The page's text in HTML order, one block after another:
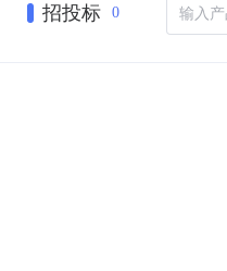
招投标 0